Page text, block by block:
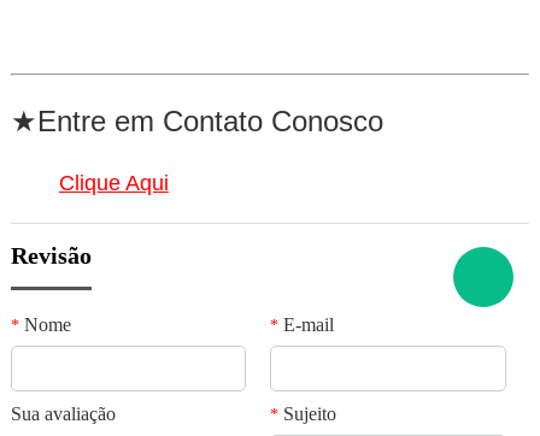
★Entre em Contato Conosco
Clique Aqui
Revisão
*Nome *E-mail
Sua avaliação *Sujeito